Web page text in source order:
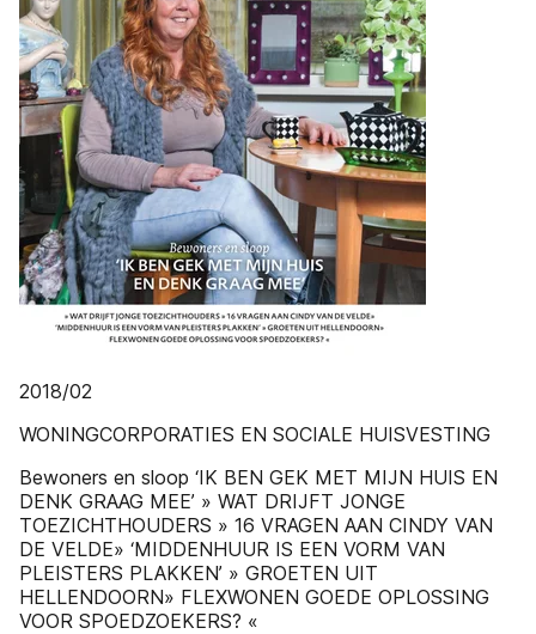
2018/02
WONINGCORPORATIES EN SOCIALE HUISVESTING
Bewoners en sloop ‘IK BEN GEK MET MIJN HUIS EN
DENK GRAAG MEE’ » WAT DRIJFT JONGE
TOEZICHTHOUDERS » 16 VRAGEN AAN CINDY VAN
DE VELDE» ‘MIDDENHUUR IS EEN VORM VAN
PLEISTERS PLAKKEN’ » GROETEN UIT
HELLENDOORN» FLEXWONEN GOEDE OPLOSSING
VOOR SPOEDZOEKERS? «